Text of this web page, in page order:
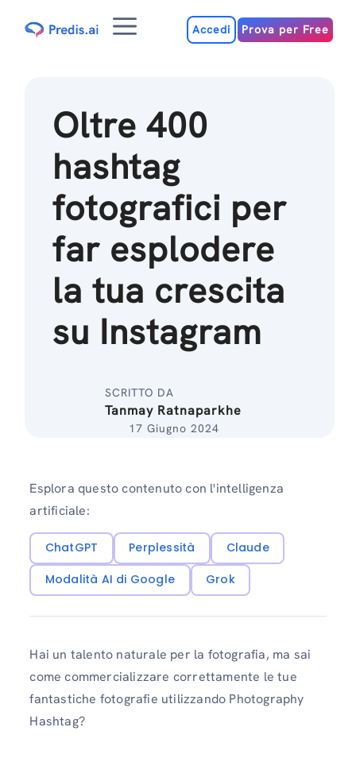
MenuAccedi Prova per Free
Oltre 400
hashtag
fotografici per
far esplodere
la tua crescita
su Instagram
SCRITTO DA
Tanmay Ratnaparkhe
17 Giugno 2024
Esplora questo contenuto con l'intelligenza
artificiale:
ChatGPT Perplessità
Claude
Modalità AI di Google
Grok
Hai un talento naturale per la fotografia, ma sai
come commercializzare correttamente le tue
fantastiche fotografie utilizzando Photography
Hashtag?